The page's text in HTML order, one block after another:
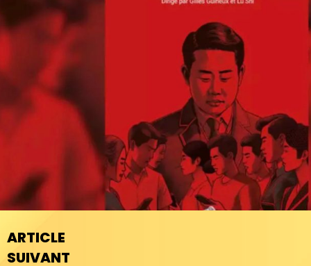
ARTICLE
SUIVANT